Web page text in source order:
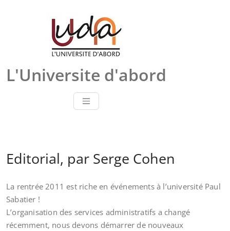
L'Universite d'abord
Editorial, par Serge Cohen
La rentrée 2011 est riche en événements à l’université Paul
Sabatier !
L’organisation des services administratifs a changé
récemment, nous devons démarrer de nouveaux